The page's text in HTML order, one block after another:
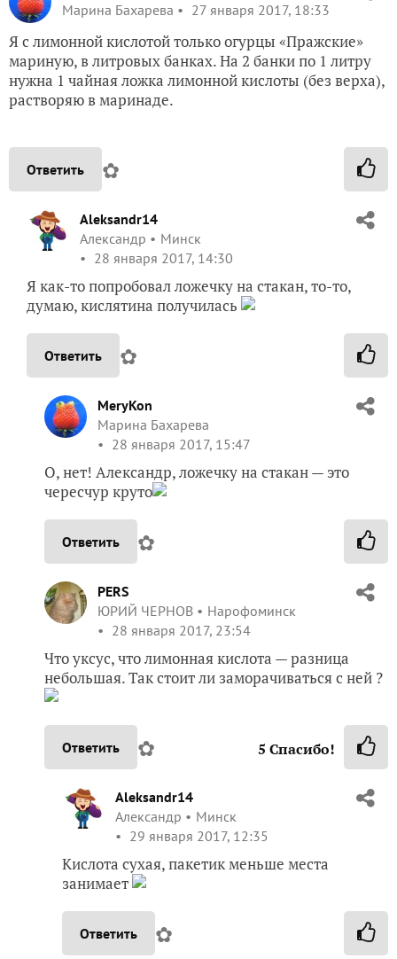
Марина Бахарева
27 января 2017, 18:33
Я с лимонной кислотой только огурцы «Пражские»
мариную, в литровых банках. На 2 банки по 1 литру
нужна 1 чайная ложка лимонной кислоты (без верха),
растворяю в маринаде.
Ответить ✿
Aleksandr14
Александр
Минск
28 января 2017, 14:30
Я как-то попробовал ложечку на стакан, то-то,
думаю, кислятина получилась
Ответить ✿
MeryKon
Марина Бахарева
28 января 2017, 15:47
О, нет! Александр, ложечку на стакан — это
чересчур круто
Ответить ✿
PERS
ЮРИЙ ЧЕРНОВ
Нарофоминск
28 января 2017, 23:54
Что уксус, что лимонная кислота — разница
небольшая. Так стоит ли заморачиваться с ней ?
Ответить ✿ 5 Спасибо!
Aleksandr14
Александр
Минск
29 января 2017, 12:35
Кислота сухая, пакетик меньше места
занимает
Ответить ✿